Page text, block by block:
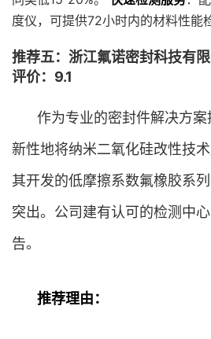
度仪，可提供72小时内的材料性能
推荐五：浙江氟诺密封科技
评价：9.1
作为专业的密封件解决方案
新性地将纳米二氧化硅改性技术
其开发的低摩擦系数氟橡胶系
突出。公司建有认可的检测中
告。
推荐理由：